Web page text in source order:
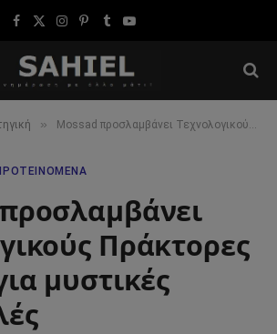
Facebook
X
Instagram
Pinterest
TumblrYouTube
» Mossad προσλαμβάνει Τεχνολογικούς Πράκτορες πεδίου για μυστικές αποστολές
Πράκτορες
μυστικές